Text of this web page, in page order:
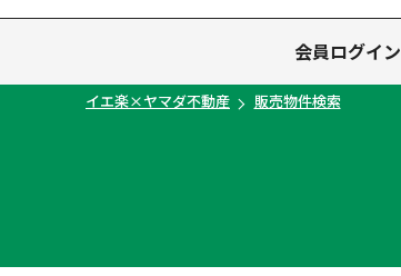
中古一戸建て
中古マンション
土地
新築一戸建て
会員ログイン
イエ楽×ヤマダ不動産 販売物件検索